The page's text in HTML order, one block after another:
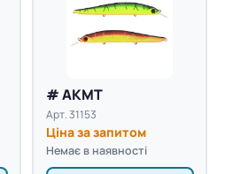
# AKMT
Арт. 31153
Ціна за запитом
Немає в наявності